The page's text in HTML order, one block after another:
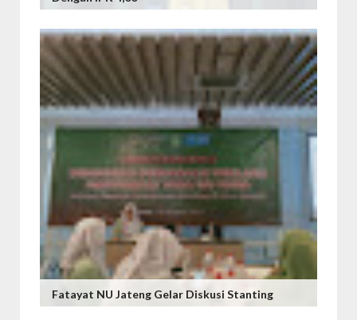
Fatayat NU Jateng Gelar Diskusi Stanting